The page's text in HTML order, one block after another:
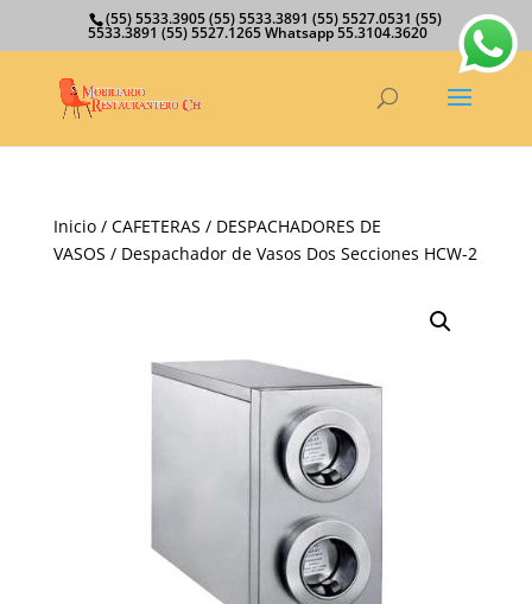
(55) 5533.3905 (55) 5533.3891 (55) 5527.0531 (55)
5533.3891 (55) 5527.1265 Whatsapp 55.3104.3620
Inicio/ CAFETERAS / DESPACHADORES DE
VASOS / Despachador de Vasos Dos Secciones HCW-2